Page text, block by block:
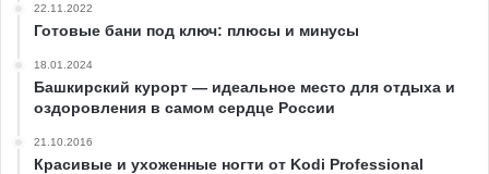
22.11.2022
Готовые бани под ключ: плюсы и минусы
18.01.2024
Башкирский курорт — идеальное место для отдыха и
оздоровления в самом сердце России
21.10.2016
Красивые и ухоженные ногти от Kodi Professional